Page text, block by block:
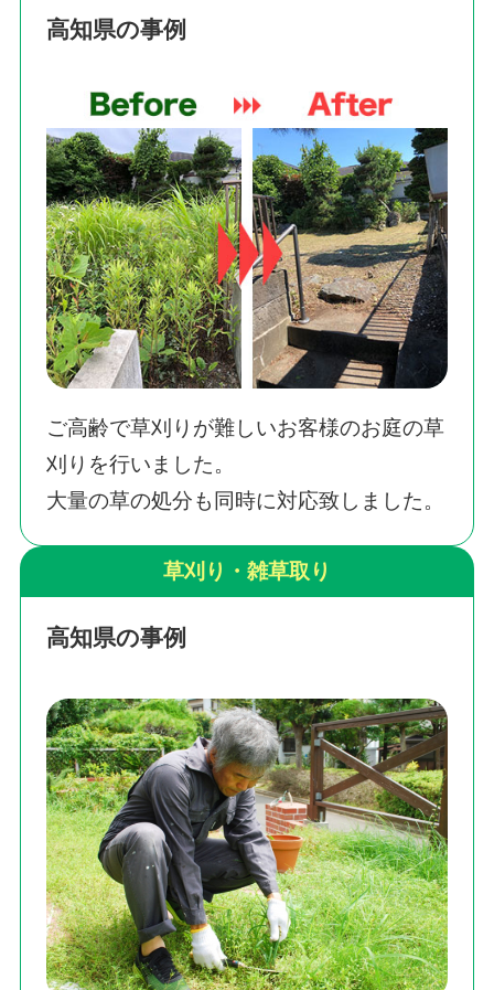
高知県の事例
ご高齢で草刈りが難しいお客様のお庭の草
刈りを行いました。
大量の草の処分も同時に対応致しました。
草刈り・雑草取り
高知県の事例